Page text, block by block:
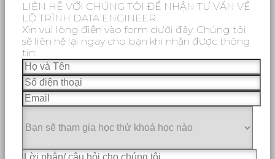
LIÊN HỆ VỚI CHÚNG TÔI ĐỂ NHẬN TƯ VẤN VỀ
LỘ TRÌNH DATA ENGINEER
Xin vui lòng điền vào form dưới đây. Chúng tôi
sẽ liên hệ lại ngay cho bạn khi nhận được thông
tin: